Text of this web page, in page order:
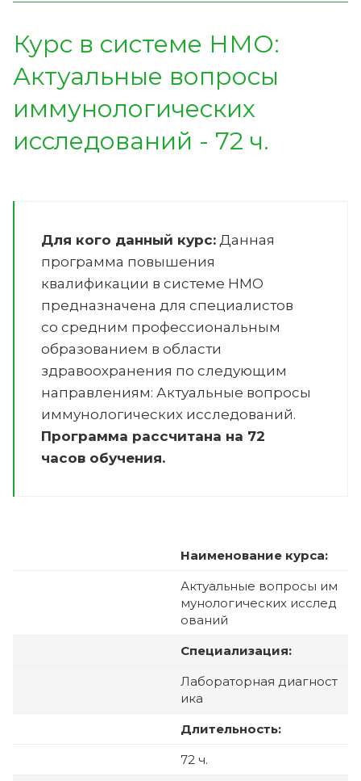
Курс в системе НМО:
Актуальные вопросы
иммунологических
исследований - 72 ч.
Для кого данный курс: Данная
программа повышения
квалификации в системе НМО
предназначена для специалистов
со средним профессиональным
образованием в области
здравоохранения по следующим
направлениям: Актуальные вопросы
иммунологических исследований.
Программа рассчитана на 72
часов обучения.
Наименование курса:
Актуальные вопросы им
мунологических исслед
ований
Специализация:
Лабораторная диагност
ика
Длительность:
72 ч.